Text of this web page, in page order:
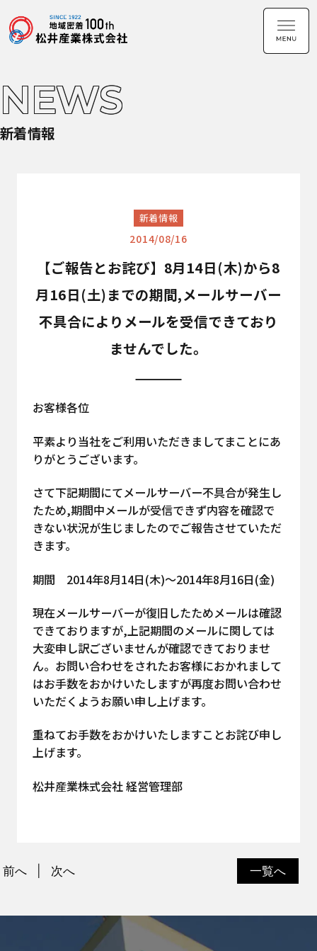
NEWS
新着情報
新着情報
2014/08/16
【ご報告とお詫び】8月14日(木)から8
月16日(土)までの期間,メールサーバー
不具合によりメールを受信できており
ませんでした。
お客様各位
平素より当社をご利用いただきましてまことにあ
りがとうございます。
さて下記期間にてメールサーバー不具合が発生し
たため,期間中メールが受信できず内容を確認で
きない状況が生じましたのでご報告させていただ
きます。
期間 2014年8月14日(木)～2014年8月16日(金)
現在メールサーバーが復旧したためメールは確認
できておりますが,上記期間のメールに関しては
大変申し訳ございませんが確認できておりませ
ん。お問い合わせをされたお客様におかれまして
はお手数をおかけいたしますが再度お問い合わせ
いただくようお願い申し上げます。
重ねてお手数をおかけいたしますことお詫び申し
上げます。
松井産業株式会社 経営管理部
一覧へ
前へ 次へ